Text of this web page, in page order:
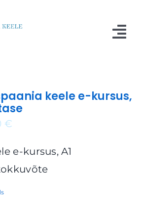
Blogi
keele e-kursus,
€
e-kursus, A1